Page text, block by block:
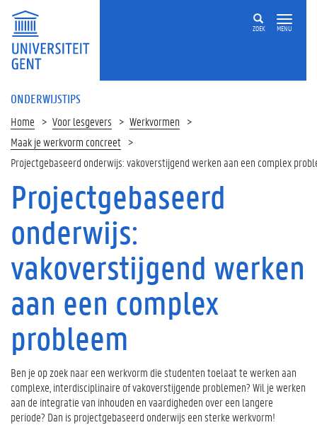
ZOEK MENU
ONDERWIJSTIPS
Home Voor lesgevers
Werkvormen
Maak je werkvorm concreet
Projectgebaseerd onderwijs: vakoverstijgend werken aan een complex
Op
deze
pagina
W
r
o
j
e
c
t
Projectgebaseerd
onderwijs:
vakoverstijgend werken
aan een complex
probleem
Ben je op zoek naar een werkvorm die studenten toelaat te werken aan
complexe, interdisciplinaire of vakoverstijgende problemen? Wil je werken
aan de integratie van inhouden en vaardigheden over een langere
periode? Dan is projectgebaseerd onderwijs een sterke werkvorm!